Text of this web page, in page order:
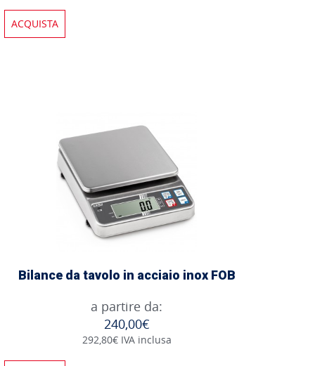
ACQUISTA
Bilance da tavolo in acciaio inox FOB
a partire da:
240,00€
292,80€ IVA inclusa